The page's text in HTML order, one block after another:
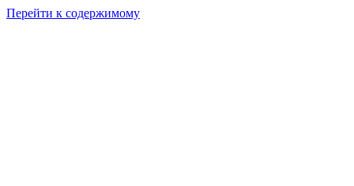
Перейти к содержимому